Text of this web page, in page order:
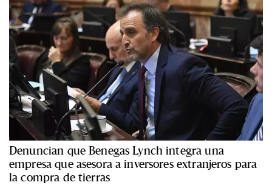
Denuncian que Benegas Lynch integra una
empresa que asesora a inversores extranjeros para
la compra de tierras